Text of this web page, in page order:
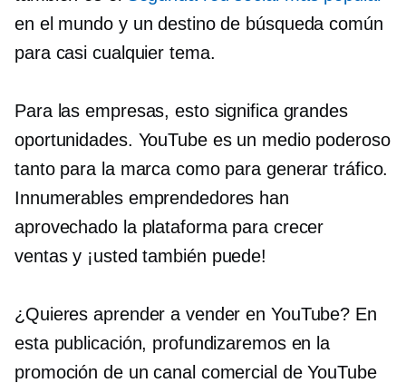
en el mundo y un destino de búsqueda común
para casi cualquier tema.
Para las empresas, esto significa grandes
oportunidades. YouTube es un medio poderoso
tanto para la marca como para generar tráfico.
Innumerables emprendedores han
aprovechado la plataforma para crecer
ventas y ¡usted también puede!
¿Quieres aprender a vender en YouTube? En
esta publicación, profundizaremos en la
promoción de un canal comercial de YouTube